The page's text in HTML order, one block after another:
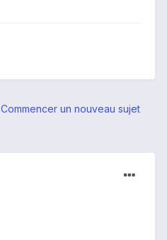
Commencer un nouveau sujet